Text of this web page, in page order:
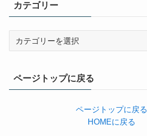
カテゴリー
ページトップに戻る
ページトップに戻る
HOMEに戻る